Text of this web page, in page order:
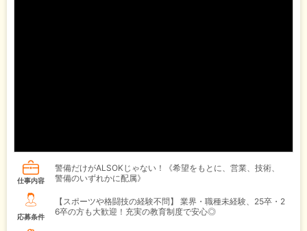
仕事内容
警備だけがALSOKじゃない！《希望をもとに、営業、技術、
警備のいずれかに配属》
応募条件
【スポーツや格闘技の経験不問】 業界・職種未経験、25卒・2
6卒の方も大歓迎！充実の教育制度で安心◎